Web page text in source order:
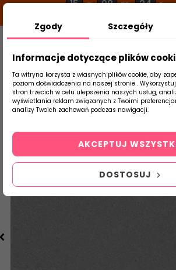
15 g 08 m 23 s
Strona Główna Salon /
Zgody Szczegóły
Informacje dotyczące plików
Ta witryna korzysta z własnych plików cookie, aby
poziom doświadczenia na naszej stronie .
stron trzecich w celu ulepszenia naszych usług,
wyświetlania reklam związanych z Twoimi
analizy Twoich zachowań podczas nawigacji.
DOSTOSUJ
AKCEPTUJ